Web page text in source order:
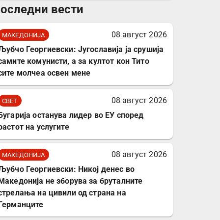
комплет за заштита на
вести
МАКЕДОНИЈА
08 август 2026
Георгиевски: Југославија ја срушија
комунисти, а за култот кон Тито
молчеа освен мене
СВЕТ
08 август 2026
останува лидер во ЕУ според
на услугите
МАКЕДОНИЈА
08 август 2026
Георгиевски: Никој денес во
не зборува за бруталните
на цивили од страна на